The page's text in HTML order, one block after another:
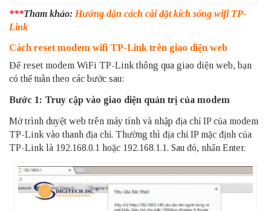
***Tham khảo: Hướng dẫn cách cài đặt kích sóng wifi TP-
Link
Cách reset modem wifi TP-Link trên giao diện web
Để reset modem WiFi TP-Link thông qua giao diện web, bạn
có thể tuân theo các bước sau:
Bước 1: Truy cập vào giao diện quản trị của modem
Mở trình duyệt web trên máy tính và nhập địa chỉ IP của modem
TP-Link vào thanh địa chỉ. Thường thì địa chỉ IP mặc định của
TP-Link là 192.168.0.1 hoặc 192.168.1.1. Sau đó, nhấn Enter.